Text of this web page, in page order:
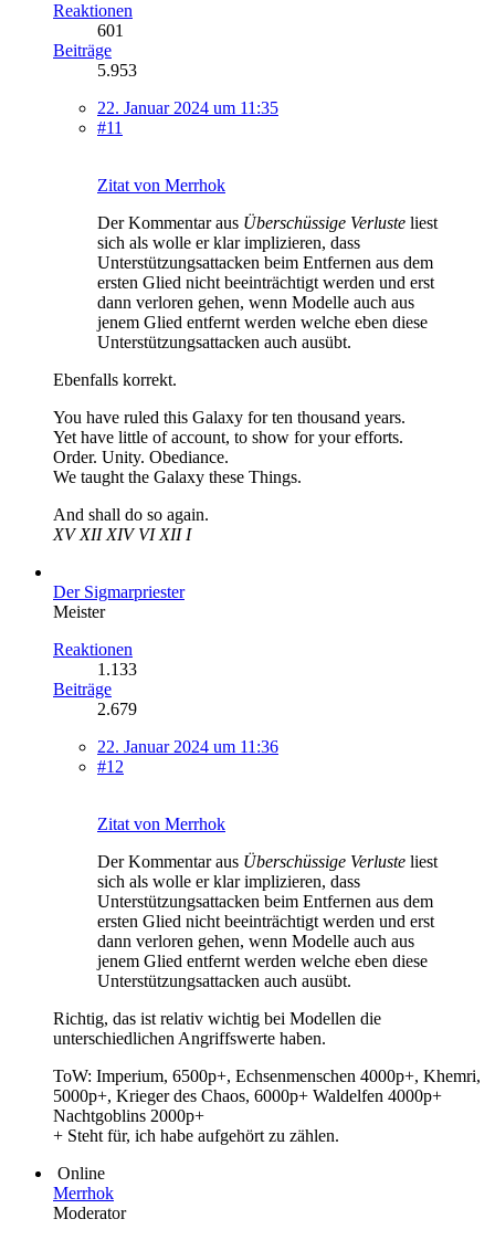
Reaktionen
601
Beiträge
5.953
22. Januar 2024 um 11:35
#11
Zitat von Merrhok
Der Kommentar aus Überschüssige Verluste liest
sich als wolle er klar implizieren, dass
Unterstützungsattacken beim Entfernen aus dem
ersten Glied nicht beeinträchtigt werden und erst
dann verloren gehen, wenn Modelle auch aus
jenem Glied entfernt werden welche eben diese
Unterstützungsattacken auch ausübt.
Ebenfalls korrekt.
You have ruled this Galaxy for ten thousand years.
Yet have little of account, to show for your efforts.
Order. Unity. Obediance.
We taught the Galaxy these Things.
And shall do so again.
XV XII XIV VI XII I
Der Sigmarpriester
Meister
Reaktionen
1.133
Beiträge
2.679
22. Januar 2024 um 11:36
#12
Zitat von Merrhok
Der Kommentar aus Überschüssige Verluste liest
sich als wolle er klar implizieren, dass
Unterstützungsattacken beim Entfernen aus dem
ersten Glied nicht beeinträchtigt werden und erst
dann verloren gehen, wenn Modelle auch aus
jenem Glied entfernt werden welche eben diese
Unterstützungsattacken auch ausübt.
Richtig, das ist relativ wichtig bei Modellen die
unterschiedlichen Angriffswerte haben.
ToW: Imperium, 6500p+, Echsenmenschen 4000p+, Khemri,
5000p+, Krieger des Chaos, 6000p+ Waldelfen 4000p+
Nachtgoblins 2000p+
+ Steht für, ich habe aufgehört zu zählen.
Online
Merrhok
Moderator